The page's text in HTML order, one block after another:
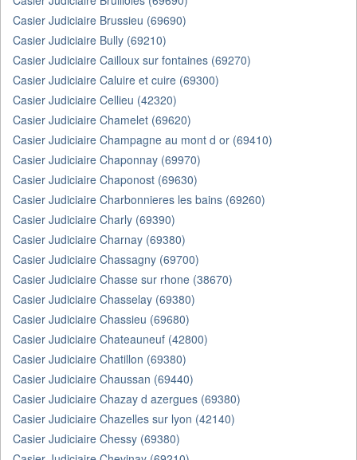
Casier Judiciaire Brussieu (69690)
Casier Judiciaire Bully (69210)
Casier Judiciaire Cailloux sur fontaines (69270)
Casier Judiciaire Caluire et cuire (69300)
Casier Judiciaire Cellieu (42320)
Casier Judiciaire Chamelet (69620)
Casier Judiciaire Champagne au mont d or (69410)
Casier Judiciaire Chaponnay (69970)
Casier Judiciaire Chaponost (69630)
Casier Judiciaire Charbonnieres les bains (69260)
Casier Judiciaire Charly (69390)
Casier Judiciaire Charnay (69380)
Casier Judiciaire Chassagny (69700)
Casier Judiciaire Chasse sur rhone (38670)
Casier Judiciaire Chasselay (69380)
Casier Judiciaire Chassieu (69680)
Casier Judiciaire Chateauneuf (42800)
Casier Judiciaire Chatillon (69380)
Casier Judiciaire Chaussan (69440)
Casier Judiciaire Chazay d azergues (69380)
Casier Judiciaire Chazelles sur lyon (42140)
Casier Judiciaire Chessy (69380)